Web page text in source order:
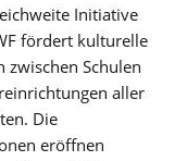
Initiative
fördert kulturelle
zwischen Schulen
aller
Die
eröffnen